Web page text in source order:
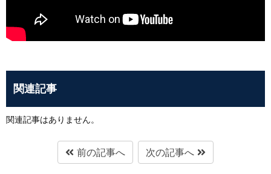
関連記事
関連記事はありません。
前の記事へ 次の記事へ